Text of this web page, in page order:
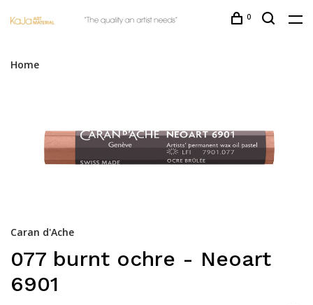
0
Home
Caran d'Ache
077 burnt ochre - Neoart
6901